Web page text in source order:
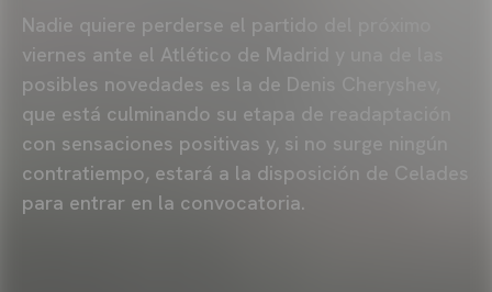
Nadie quiere perderse el partido del próximo
viernes ante el Atlético de Madrid y una de las
posibles novedades es la de Denis Cheryshev,
que está culminando su etapa de readaptación
con sensaciones positivas y, si no surge ningún
contratiempo, estará a la disposición de Celades
para entrar en la convocatoria.